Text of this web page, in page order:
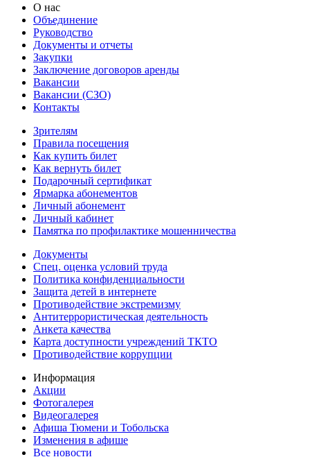
О нас
Объединение
Руководство
Документы и отчеты
Закупки
Заключение договоров аренды
Вакансии
Вакансии (СЗО)
Контакты
Зрителям
Правила посещения
Как купить билет
Как вернуть билет
Подарочный сертификат
Ярмарка абонементов
Личный абонемент
Личный кабинет
Памятка по профилактике мошенничества
Документы
Спец. оценка условий труда
Политика конфиденциальности
Защита детей в интернете
Противодействие экстремизму
Антитеррористическая деятельность
Анкета качества
Карта доступности учреждений ТКТО
Противодействие коррупции
Информация
Акции
Фотогалерея
Видеогалерея
Афиша Тюмени и Тобольска
Изменения в афише
Все новости